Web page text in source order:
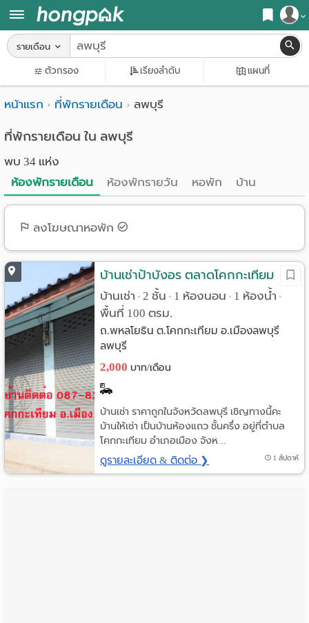
เข้าสู่ระบบ
หน้า
ค้นหา
หอพัก ใกล้ฉัน
ค้นจากสถานีรถไฟฟ้า
ค้นตามจังหวัด
ค้นจากสถานศึกษา
ค้นจากแผนที่
ค้นแบบละเอียด
อ
พาร์
ท
ห้อง
พัก
ราย
เดือน
ห้อง
พัก
ราย
วัน
รายเดือน
ตัวกรอง เรียงลำดับ แผนที่
หน้าแรก ที่พักรายเดือน ลพบุรี
ที่พักรายเดือน ใน ลพบุรี
พบ 34 แห่ง
ห้องพักรายเดือน
ห้องพักรายวัน หอพัก บ้าน
ลงโฆษณาหอพัก
บ้านเช่าป้าบังอร ตลาดโคกกะเทียม
บ้านเช่า • 2 ชั้น • 1 ห้องนอน • 1 ห้องน้ำ •
พื้นที่ 100 ตรม.
ถ.พหลโยธิน ต.โคกกะเทียม อ.เมืองลพบุรี
ลพบุรี
2,000 บาท/เดือน
บ้านเช่า ราคาถูกในจังหวัดลพบุรี เชิญทางนี้คะ
บ้านให้เช่า เป็นบ้านห้องแถว ชั้นครึ่ง อยู่ที่ตำบล
โคกกะเทียม อำเภอเมือง จังห...
ดูรายละเอียด & ติดต่อ ❯ 1 สัปดาห์